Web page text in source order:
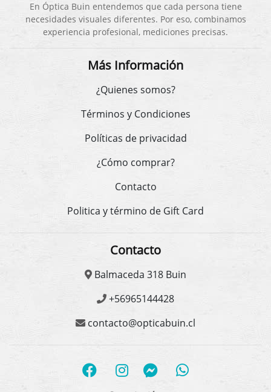
En Óptica Buin entendemos que cada persona tiene
necesidades visuales diferentes. Por eso, combinamos
experiencia profesional, mediciones precisas.
Más Información
¿Quienes somos?
Términos y Condiciones
Políticas de privacidad
¿Cómo comprar?
Contacto
Politica y término de Gift Card
Contacto
Balmaceda 318 Buin
+56965144428
contacto@opticabuin.cl